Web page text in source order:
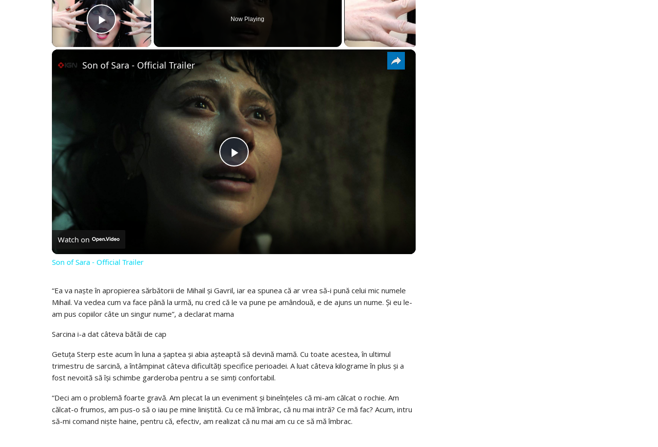
PLAY
VIDEO
Now Playing
×
PLAY
VIDEO
Son of Sara - Official Trailer
Watch on
Son of Sara - Official Trailer
“Ea va naște în apropierea sărbătorii de Mihail și Gavril, iar ea spunea că ar vrea să-i pună celui mic numele
Mihail. Va vedea cum va face până la urmă, nu cred că le va pune pe amândouă, e de ajuns un nume. Și eu le-
am pus copiilor câte un singur nume”, a declarat mama
Sarcina i-a dat câteva bătăi de cap
Getuța Sterp este acum în luna a șaptea și abia așteaptă să devină mamă. Cu toate acestea, în ultimul
trimestru de sarcină, a întâmpinat câteva dificultăți specifice perioadei. A luat câteva kilograme în plus și a
fost nevoită să își schimbe garderoba pentru a se simți confortabil.
“Deci am o problemă foarte gravă. Am plecat la un eveniment și bineînțeles că mi-am călcat o rochie. Am
călcat-o frumos, am pus-o să o iau pe mine liniștită. Cu ce mă îmbrac, că nu mai intră? Ce mă fac? Acum, intru
să-mi comand niște haine, pentru că, efectiv, am realizat că nu mai am cu ce să mă îmbrac.